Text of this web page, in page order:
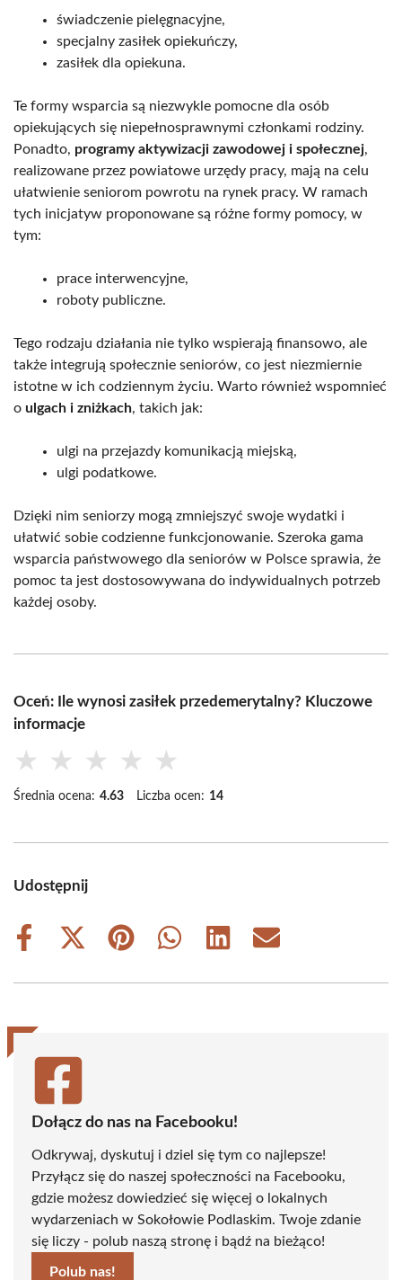
świadczenie pielęgnacyjne,
specjalny zasiłek opiekuńczy,
zasiłek dla opiekuna.
Te formy wsparcia są niezwykle pomocne dla osób
opiekujących się niepełnosprawnymi członkami rodziny.
Ponadto, programy aktywizacji zawodowej i społecznej,
realizowane przez powiatowe urzędy pracy, mają na celu
ułatwienie seniorom powrotu na rynek pracy. W ramach
tych inicjatyw proponowane są różne formy pomocy, w
tym:
prace interwencyjne,
roboty publiczne.
Tego rodzaju działania nie tylko wspierają finansowo, ale
także integrują społecznie seniorów, co jest niezmiernie
istotne w ich codziennym życiu. Warto również wspomnieć
o ulgach i zniżkach, takich jak:
ulgi na przejazdy komunikacją miejską,
ulgi podatkowe.
Dzięki nim seniorzy mogą zmniejszyć swoje wydatki i
ułatwić sobie codzienne funkcjonowanie. Szeroka gama
wsparcia państwowego dla seniorów w Polsce sprawia, że
pomoc ta jest dostosowywana do indywidualnych potrzeb
każdej osoby.
Oceń: Ile wynosi zasiłek przedemerytalny? Kluczowe
informacje
★ ★ ★ ★ ★
Średnia ocena: 4.63 Liczba ocen: 14
Udostępnij
Share
Share
(Twitter)
Share
Share
Share
Share
Dołącz do nas na Facebooku!
Odkrywaj, dyskutuj i dziel się tym co najlepsze!
Przyłącz się do naszej społeczności na Facebooku,
gdzie możesz dowiedzieć się więcej o lokalnych
wydarzeniach w Sokołowie Podlaskim. Twoje zdanie
się liczy - polub naszą stronę i bądź na bieżąco!
Polub nas!